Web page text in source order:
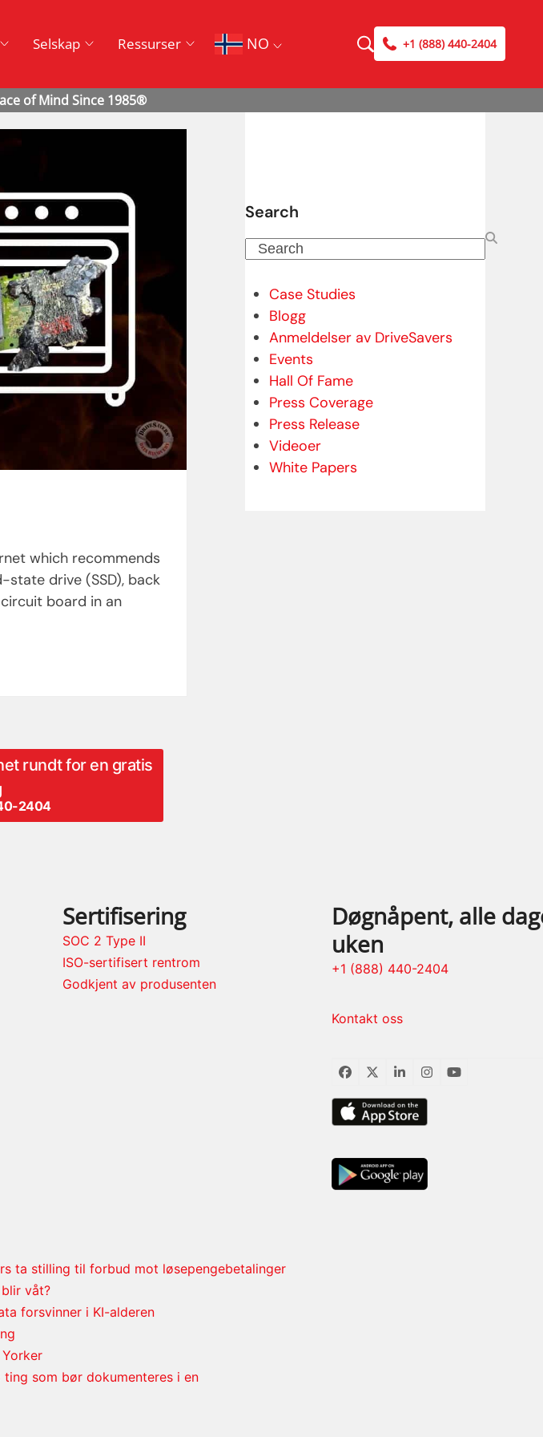
Selskap Ressurser NO +1 (888) 440-2404
which recommends
drive (SSD), back
board in an
Search
Search
Case Studies
Blogg
Anmeldelser av DriveSavers
Events
Hall Of Fame
Press Coverage
Press Release
Videoer
White Papers
rundt for en gratis
2404
Sertifisering
SOC 2 Type II
ISO-sertifisert rentrom
Godkjent av produsenten
Døgnåpent, alle
uken
+1 (888) 440-2404
Kontakt oss
Facebook
TwitterLinkedInInstagram
YouTube
ta stilling til forbud mot løsepengebetalinger
våt?
forsvinner i KI-alderen
som bør dokumenteres i en